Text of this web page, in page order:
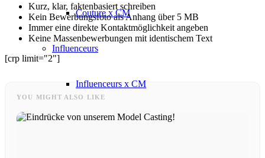
Couture x CM
Influenceurs
Influenceurs x CM
Influenceurs Agence
Kurz, klar, faktenbasiert schreiben
Kein Bewerbungsfoto als Anhang über 5 MB
Immer eine direkte Kontaktmöglichkeit angeben
Keine Massenbewerbungen mit identischem Text
[crp limit="2"]
YOU MIGHT ALSO LIKE